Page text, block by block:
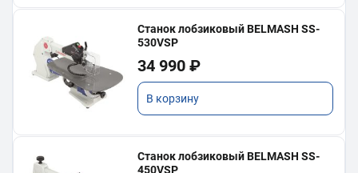
Станок лобзиковый BELMASH SS-
530VSP
34 990 ₽
В корзину
Станок лобзиковый BELMASH SS-
450VSP